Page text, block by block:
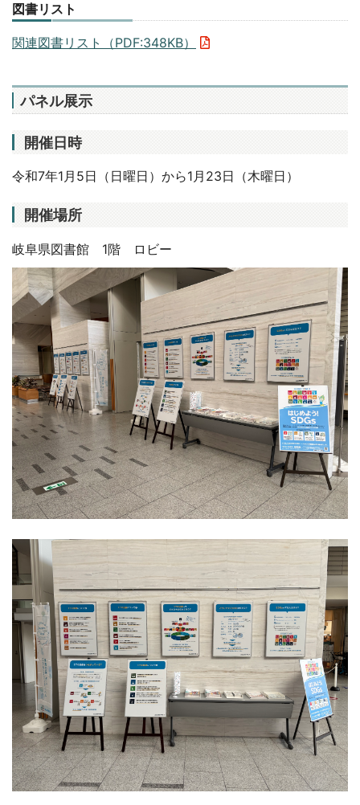
図書リスト
関連図書リスト（PDF:348KB）
パネル展示
開催日時
令和7年1月5日（日曜日）から1月23日（木曜日）
開催場所
岐阜県図書館 1階 ロビー